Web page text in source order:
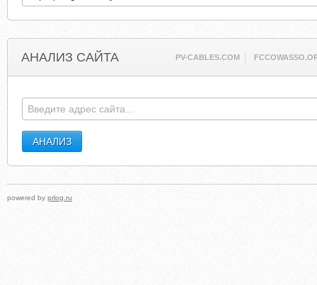
АНАЛИЗ САЙТА PV-CABLES.COM
powered by prlog.ru